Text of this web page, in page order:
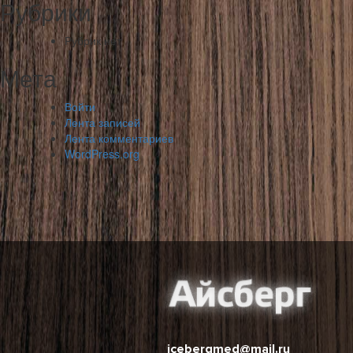
Рубрики
Рубрик нет
Мета
Войти
Лента записей
Лента комментариев
WordPress.org
icebergmed@mail.ru